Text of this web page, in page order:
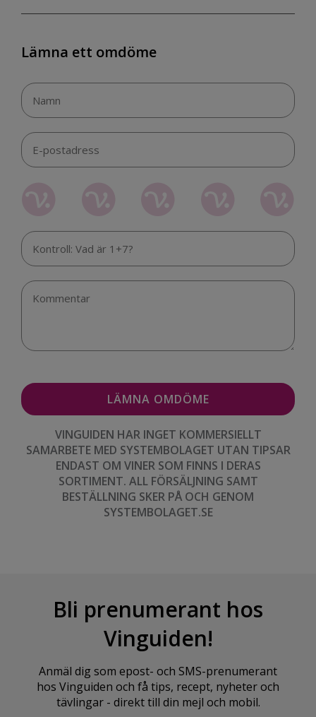
Lämna ett omdöme
VINGUIDEN HAR INGET KOMMERSIELLT
SAMARBETE MED SYSTEMBOLAGET UTAN TIPSAR
ENDAST OM VINER SOM FINNS I DERAS
SORTIMENT. ALL FÖRSÄLJNING SAMT
BESTÄLLNING SKER PÅ OCH GENOM
SYSTEMBOLAGET.SE
Bli prenumerant hos
Vinguiden!
Anmäl dig som epost- och SMS-prenumerant
hos Vinguiden och få tips, recept, nyheter och
tävlingar - direkt till din mejl och mobil.